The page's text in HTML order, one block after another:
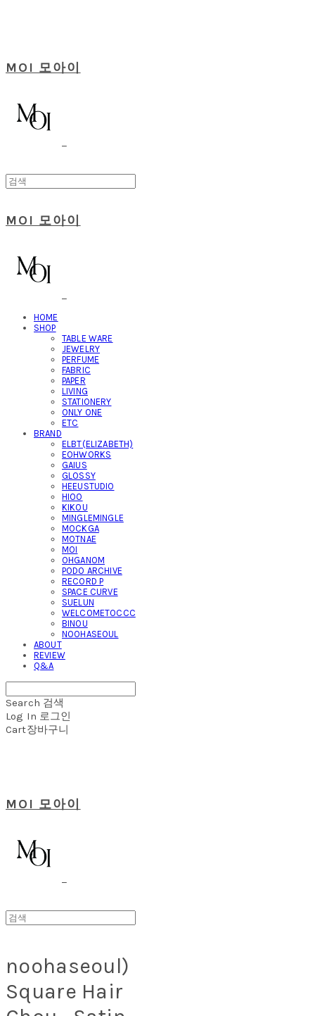
MOI 모아이
MOI 모아이
HOME
SHOP
TABLE WARE
JEWELRY
PERFUME
FABRIC
PAPER
LIVING
STATIONERY
ONLY ONE
ETC
BRAND
ELBT(ELIZABETH)
EOHWORKS
GAIUS
GLOSSY
HEEUSTUDIO
HIOO
KIKOU
MINGLEMINGLE
MOCKGA
MOTNAE
MOI
OHGANOM
PODO ARCHIVE
RECORD P
SPACE CURVE
SUELUN
WELCOMETOCCC
BINOU
NOOHASEOUL
ABOUT
REVIEW
Q&A
Search 검색
Log In 로그인
Cart장바구니
MOI 모아이
noohaseoul)
Square Hair